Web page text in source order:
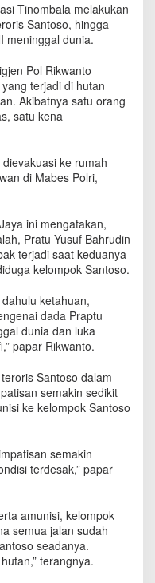
Tinombala melakukan
Santoso, hingga
meninggal dunia.
Pol Rikwanto
terjadi di hutan
Akibatnya satu orang
satu kena
ke rumah
di Mabes Polri,
ini mengatakan,
Pratu Yusuf Bahrudin
terjadi saat keduanya
kelompok Santoso.
ketahuan,
dada Praptu
dunia dan luka
papar Rikwanto.
Santoso dalam
semakin sedikit
ke kelompok Santoso
semakin
terdesak,” papar
amunisi, kelompok
semua jalan sudah
seadanya.
terangnya.